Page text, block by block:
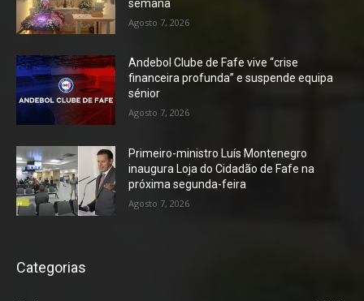
semana
Agosto 7, 2026
Andebol Clube de Fafe vive “crise
financeira profunda” e suspende equipa
sénior
Agosto 7, 2026
Primeiro-ministro Luís Montenegro
inaugura Loja do Cidadão de Fafe na
próxima segunda-feira
Agosto 7, 2026
Categorias